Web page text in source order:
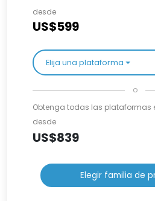
desde
US$599
Elija una plataforma
o
Obtenga todas las plataformas
desde
US$839
Elegir familia de